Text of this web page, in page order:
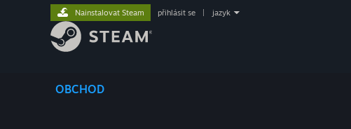
OBCHOD
Nainstalovat Steam přihlásit se jazyk